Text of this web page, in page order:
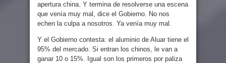
apertura china. Y termina de resolverse una escena
que venía muy mal, dice el Gobierno. No nos
echen la culpa a nosotros. Ya venía muy mal.
Y el Gobierno contesta: el aluminio de Aluar tiene el
95% del mercado. Si entran los chinos, le van a
ganar 10 o 15%. Igual son los primeros por paliza